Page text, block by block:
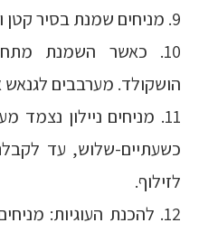
9. מניחים שמנת בסיר קטן ומביאים לסף רתיחה.
10. כאשר השמנת
הושקולד. מערבבים לגנאש
11. מניחים ניילון
כשעתיים-שלוש, עד
לזילוף.
12. להכנת העוגיות: